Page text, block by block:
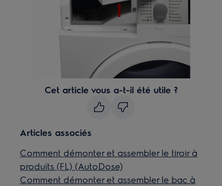
Cet article vous a-t-il été utile ?
Articles associés
Comment démonter et assembler le tiroir à
produits (FL) (AutoDose)
Comment démonter et assembler le bac à